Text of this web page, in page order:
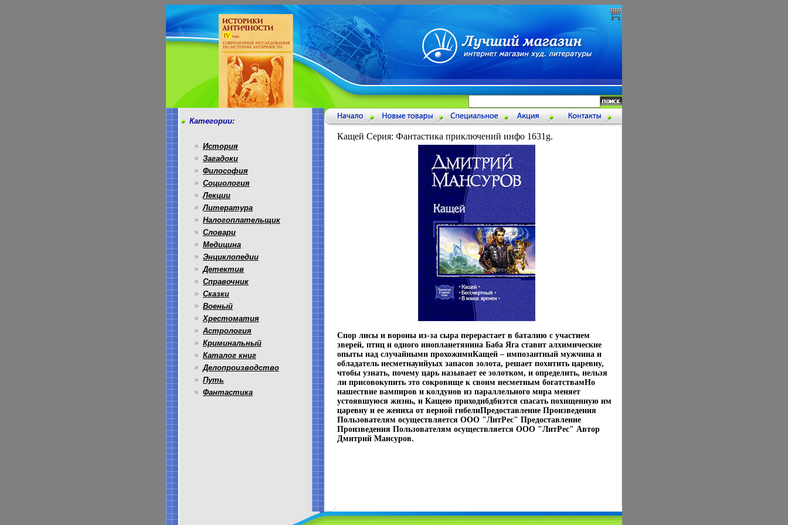
Категории:
История
Загадоки
Философия
Социология
Лекции
Литература
Налогоплательщик
Словари
Медицина
Энциклопедии
Детектив
Справочник
Сказки
Военый
Хрестоматия
Астрология
Криминальный
Каталог книг
Делопроизводство
Путь
Фантастика
Кащей Серия: Фантастика приключений инфо 1631g.
Спор лисы и вороны из-за сыра перерастает в баталию с участием
зверей, птиц и одного инопланетянина Баба Яга ставит алхимические
опыты над случайными прохожимиКащей – импозантный мужчина и
обладатель несметнауийуых запасов золота, решает похитить царевну,
чтобы узнать, почему царь называет ее золотком, и определить, нельзя
ли присовокупить это сокровище к своим несметным богатствамНо
нашествие вампиров и колдунов из параллельного мира меняет
устоявшуюся жизнь, и Кащею приходибдбнэтся спасать похищенную им
царевну и ее жениха от верной гибелиПредоставление Произведения
Пользователям осуществляется ООО "ЛитРес" Предоставление
Произведения Пользователям осуществляется ООО "ЛитРес" Автор
Дмитрий Мансуров.